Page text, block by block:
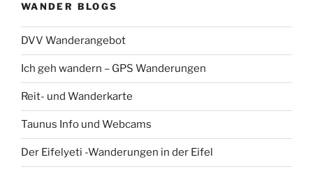
WANDER BLOGS
DVV Wanderangebot
Ich geh wandern – GPS Wanderungen
Reit- und Wanderkarte
Taunus Info und Webcams
Der Eifelyeti -Wanderungen in der Eifel